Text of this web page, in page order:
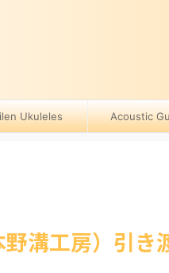
Ukuleles Acoustic
溝工房）引き